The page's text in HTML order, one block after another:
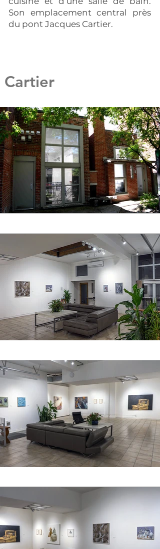
Son emplacement central près
du pont Jacques Cartier.
Cartier